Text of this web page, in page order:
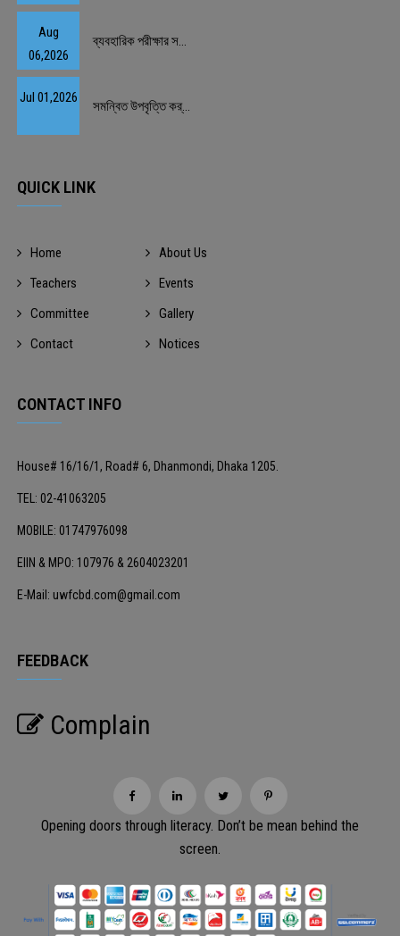
Aug
06,2026
ব্যবহারিক পরীক্ষার স...
Jul 01,2026
সমন্বিত উপবৃত্তি কর্...
QUICK LINK
Home
About Us
Teachers
Events
Committee
Gallery
Contact
Notices
CONTACT INFO
House# 16/16/1, Road# 6, Dhanmondi, Dhaka 1205.
TEL: 02-41063205
MOBILE: 01747976098
EIIN & MPO: 107976 & 2604023201
E-Mail: uwfcbd.com@gmail.com
FEEDBACK
Complain
Opening doors through literacy. Don’t be mean behind the
screen.